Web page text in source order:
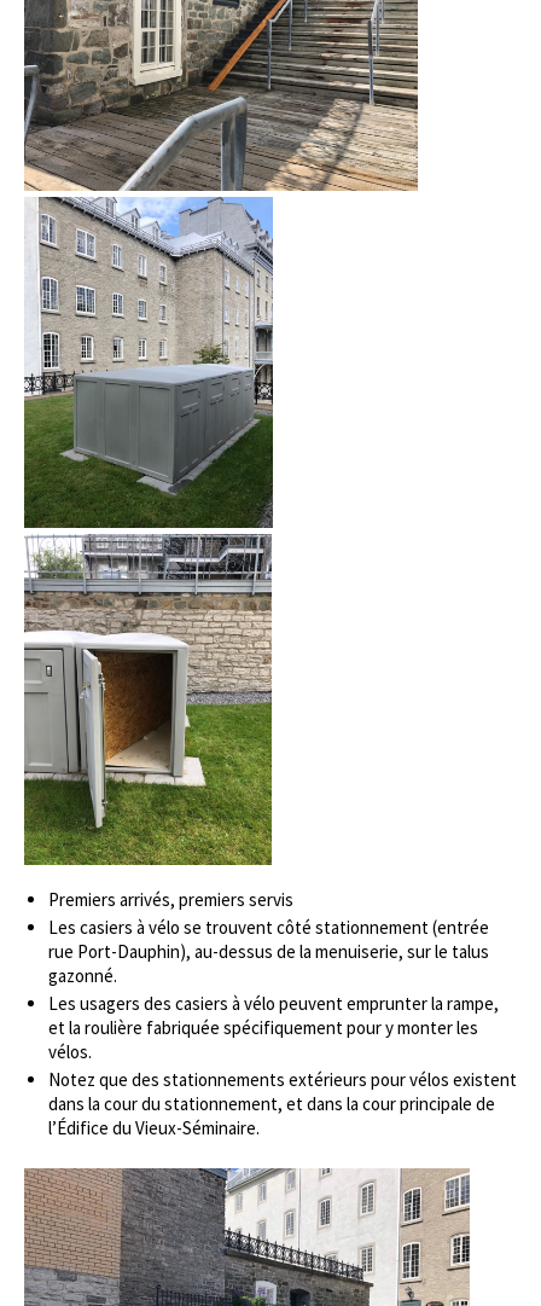
Premiers arrivés, premiers servis
Les casiers à vélo se trouvent côté stationnement (entrée
rue Port-Dauphin), au-dessus de la menuiserie, sur le talus
gazonné.
Les usagers des casiers à vélo peuvent emprunter la rampe,
et la roulière fabriquée spécifiquement pour y monter les
vélos.
Notez que des stationnements extérieurs pour vélos existent
dans la cour du stationnement, et dans la cour principale de
l’Édifice du Vieux-Séminaire.